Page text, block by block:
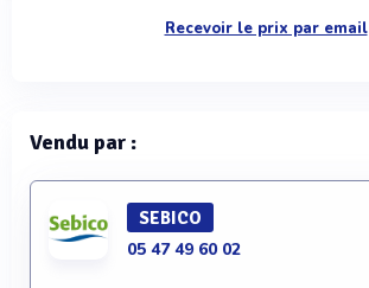
Recevoir le prix par email
Vendu par :
SEBICO
05 47 49 60 02